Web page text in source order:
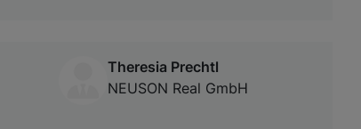
Theresia Prechtl
NEUSON Real GmbH